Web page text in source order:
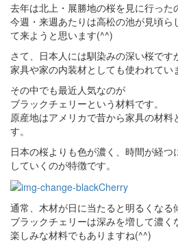
去年は北上・展勝地の桜を見に行っ
今週・来週あたりは高松の池が見頃ら
て来ようと思います(^^)
さて、日本人には馴染みの深い桜です
家具や家の内装材としても使われてい
その中でも最近人気なのが
ブラックチェリーという材料です。
原産地はアメリカで昔から家具の材
す。
日本の桜よりも色が濃く、時間が経
していくのが特徴です。
通常、木材が日に当たると明るくなる
ブラックチェリーは深みを増して濃
楽しみな材料でもありますね(^^)